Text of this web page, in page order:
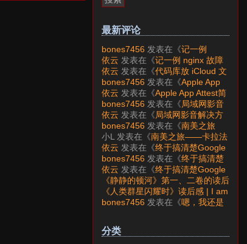
最新评论
bones7456 发表在《记一例
nginx 故障分析》
依云 发表在《记一例 nginx 故障
分析 》
依云 发表在《代码库放 iCloud 文
件夹会怎样？》
bones7456 发表在《Apple App
Attest简介》
依云 发表在《Apple App Attest简
介》
bones7456 发表在《局域网影音
解决方案——Jellyfin》
依云 发表在《局域网影音解决方
案——Jellyfin》
bones7456 发表在《南美之旅
——卡拉法特看莫雷诺大冰川》
小L 发表在《南美之旅——卡拉法
特看莫雷诺大冰川》
依云 发表在《终于搞清楚Google
账号的所属国家的逻辑了》
bones7456 发表在《终于搞清楚
Google账号的所属国家的逻辑
了》
依云 发表在《终于搞清楚Google
账号的所属国家的逻辑了》
《静静的顿河》第一、二卷的读后
感 | I am LAZY bones?发表在
《《人类群星闪耀时》读后感》
《人类群星闪耀时》读后感 | I am
LAZY bones?发表在《
《显微镜
bones7456 发表在《嗯，我还是
分类